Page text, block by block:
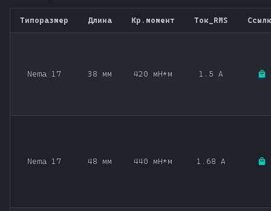
Типоразмер Длина Кр.момент Ток_RMS
Nema 17 38 мм 420 мН*м 1.5 А
Nema 17 48 мм 440 мН*м 1.68 А